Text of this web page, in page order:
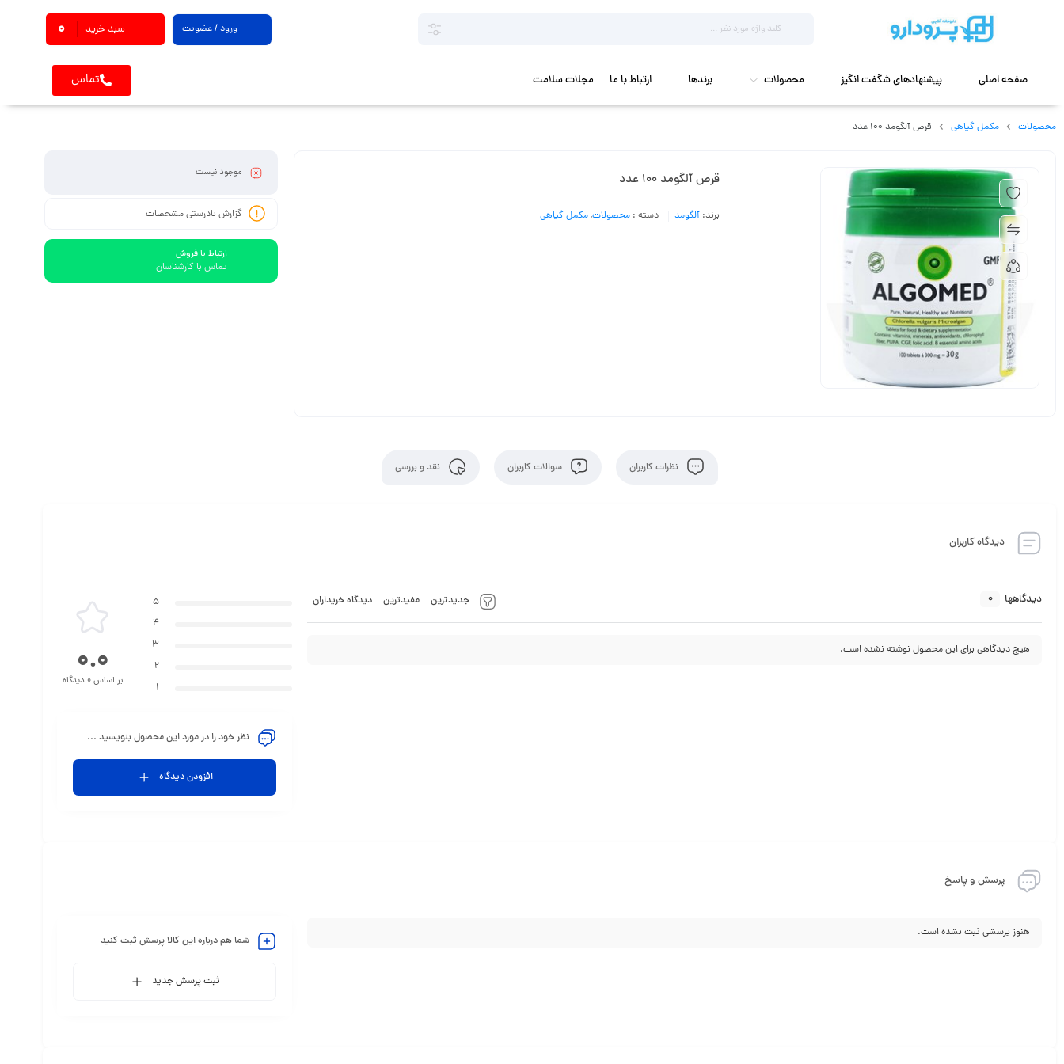
ورود / عضویت سبد خرید 0
صفحه اصلی پیشنهادهای شگفت انگیز محصولات برندها ارتباط با ما مجلات سلامت تماس
محصولات مکمل گیاهی قرص آلگومد 100 عدد
قرص آلگومد 100 عدد
برند: آلگومد دسته : محصولات,مکمل گیاهی
موجود نیست
گزارش نادرستی مشخصات
ارتباط با فروش
تماس با کارشناسان
نظرات کاربران سوالات کاربران نقد و بررسی
دیدگاه کاربران
دیدگاهها 0 جدیدترین مفیدترین دیدگاه خریداران
هیچ دیدگاهی برای این محصول نوشته نشده است.
5
4
3
2
1
0.0
بر اساس 0 دیدگاه
نظر خود را در مورد این محصول بنویسید ...
افزودن دیدگاه
پرسش و پاسخ
هنوز پرسشی ثبت نشده است.
شما هم درباره این کالا پرسش ثبت کنید
ثبت پرسش جدید